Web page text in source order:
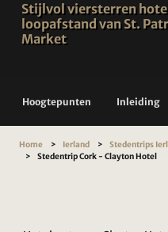
Stijlvol viersterren
loopafstand van St.
Market
Hoogtepunten Inleiding
Home Ierland Stedentrips
Stedentrip Cork - Clayton Hotel